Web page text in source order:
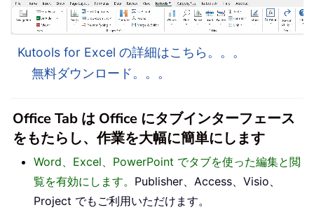
Kutools for Excel の詳細はこちら。。。
無料ダウンロード。。。
Office Tab は Office にタブインターフェース
をもたらし、作業を大幅に簡単にします
Word、Excel、PowerPoint でタブを使った編集と閲
覧を有効にします。 Publisher、Access、Visio、
Project でもご利用いただけます。